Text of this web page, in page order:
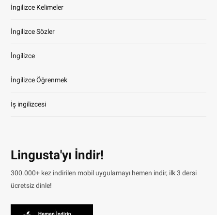
İngilizce Kelimeler
İngilizce Sözler
İngilizce
İngilizce Öğrenmek
İş ingilizcesi
Lingusta'yı İndir!
300.000+ kez indirilen mobil uygulamayı hemen indir, ilk 3 dersi
ücretsiz dinle!